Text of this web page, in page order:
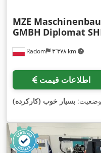
Radom ۳٬۳۷۸ km
MZE Maschinenbau
GMBH Diplomat
اطلاعات قیمت
وضعیت: بسیار خوب (کارکرده)